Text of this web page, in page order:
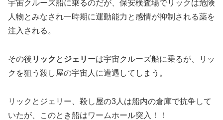
宇宙クルーズ船に乗るのだが、保安検査場でリックは危険
人物とみなされ一時期に運動能力と感情が抑制される薬を
注入される。
その後 リック と ジェリーは宇宙クルーズ船に乗るが、リッ
クを狙う殺し屋の宇宙人に遭遇してしまう。
リックとジェリー、殺し屋の3人は船内の倉庫で抗争して
いたが、このとき船はワームホール突入！！